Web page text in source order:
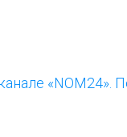
«NOM24».